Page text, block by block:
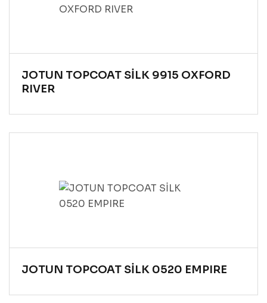
JOTUN TOPCOAT SİLK 9915 OXFORD
RIVER
JOTUN TOPCOAT SİLK 0520 EMPIRE